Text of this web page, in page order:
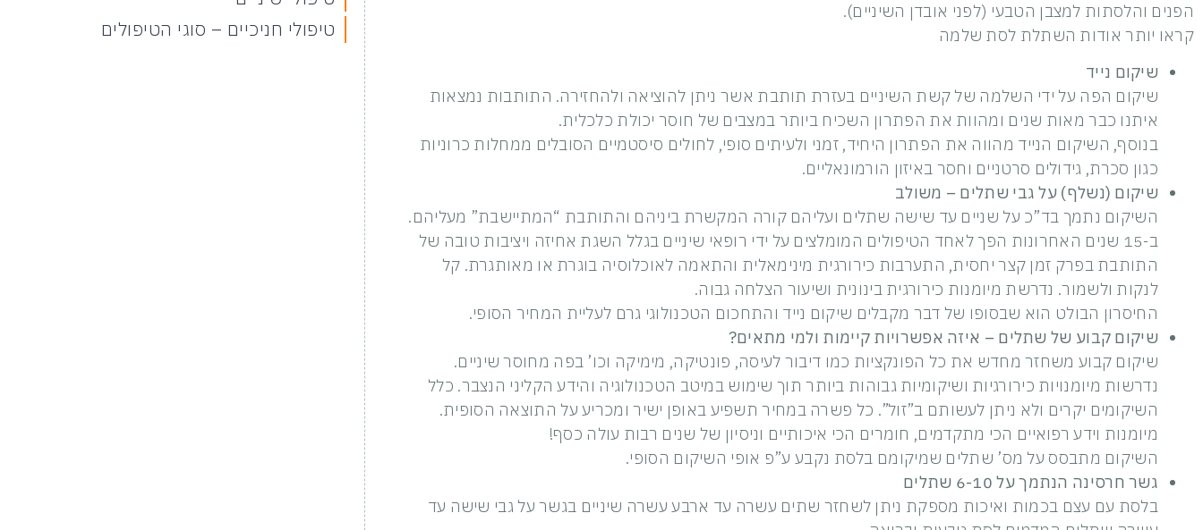
הפנים והלסתות למצבן הטבעי (לפני אובדן השיניים).
קראו יותר אודות השתלת לסת שלמה
שיקום נייד
שיקום הפה על ידי השלמה של קשת השיניים בעזרת תותבת אשר ניתן להוציאה ולהחזירה. התותבות נמצאות
איתנו כבר מאות שנים ומהוות את הפתרון השכיח ביותר במצבים של חוסר יכולת כלכלית.
בנוסף, השיקום הנייד מהווה את הפתרון היחיד, זמני ולעיתים סופי, לחולים סיסטמיים הסובלים ממחלות כרוניות
כגון סכרת, גידולים סרטניים וחסר באיזון הורמונאליים.
שיקום (נשלף) על גבי שתלים – משולב
השיקום נתמך בד”כ על שניים עד שישה שתלים ועליהם קורה המקשרת ביניהם והתותבת “המתיישבת” מעליהם.
ב-15 שנים האחרונות הפך לאחד הטיפולים המומלצים על ידי רופאי שיניים בגלל השגת אחיזה ויציבות טובה של
התותבת בפרק זמן קצר יחסית, התערבות כירורגית מינימאלית והתאמה לאוכלוסיה בוגרת או מאותגרת. קל
לנקות ולשמור. נדרשת מיומנות כירורגית בינונית ושיעור הצלחה גבוה.
החיסרון הבולט הוא שבסופו של דבר מקבלים שיקום נייד והתחכום הטכנולוגי גרם לעליית המחיר הסופי.
שיקום קבוע של שתלים – איזה אפשרויות קיימות ולמי מתאים?
שיקום קבוע משחזר מחדש את כל הפונקציות כמו דיבור לעיסה, פונטיקה, מימיקה וכו’ בפה מחוסר שיניים.
נדרשות מיומנויות כירורגיות ושיקומיות גבוהות ביותר תוך שימוש במיטב הטכנולוגיה והידע הקליני הנצבר. כלל
השיקומים יקרים ולא ניתן לעשותם ב”זול”. כל פשרה במחיר תשפיע באופן ישיר ומכריע על התוצאה הסופית.
מיומנות וידע רפואיים הכי מתקדמים, חומרים הכי איכותיים וניסיון של שנים רבות עולה כסף!
השיקום מתבסס על מס’ שתלים שמיקומם בלסת נקבע ע”פ אופי השיקום הסופי.
גשר חרסינה הנתמך על 6-10 שתלים
בלסת עם עצם בכמות ואיכות מספקת ניתן לשחזר שתים עשרה עד ארבע עשרה שיניים בגשר על גבי שישה עד
טיפולי חניכיים – סוגי הטיפולים